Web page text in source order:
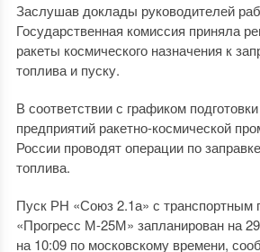
Заслушав доклады руководителей
Государственная комиссия приняла
ракеты космического назначения к
топлива и пуску.
В соответствии с графиком
предприятий ракетно-космической
России проводят операции по
топлива.
Пуск РН «Союз 2.1а» с транспортным
«Прогресс М-25М» запланирован на
на 10:09 по московскому времени,